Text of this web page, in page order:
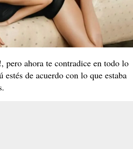
pero ahora te contradice en todo lo
estés de acuerdo con lo que estaba